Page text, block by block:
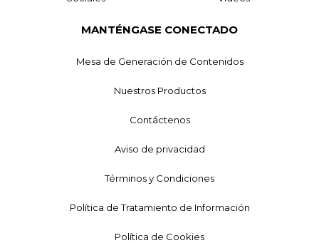
MANTÉNGASE CONECTADO
Mesa de Generación de Contenidos
Nuestros Productos
Contáctenos
Aviso de privacidad
Términos y Condiciones
Política de Tratamiento de Información
Política de Cookies